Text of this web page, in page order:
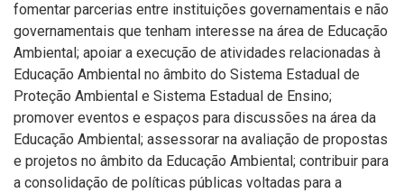
fomentar parcerias entre instituições governamentais e não
governamentais que tenham interesse na área de Educação
Ambiental; apoiar a execução de atividades relacionadas à
Educação Ambiental no âmbito do Sistema Estadual de
Proteção Ambiental e Sistema Estadual de Ensino;
promover eventos e espaços para discussões na área da
Educação Ambiental; assessorar na avaliação de propostas
e projetos no âmbito da Educação Ambiental; contribuir para
a consolidação de políticas públicas voltadas para a